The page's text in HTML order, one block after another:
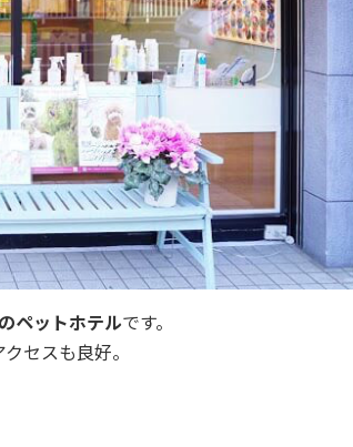
ペットホテルです。
クセスも良好。